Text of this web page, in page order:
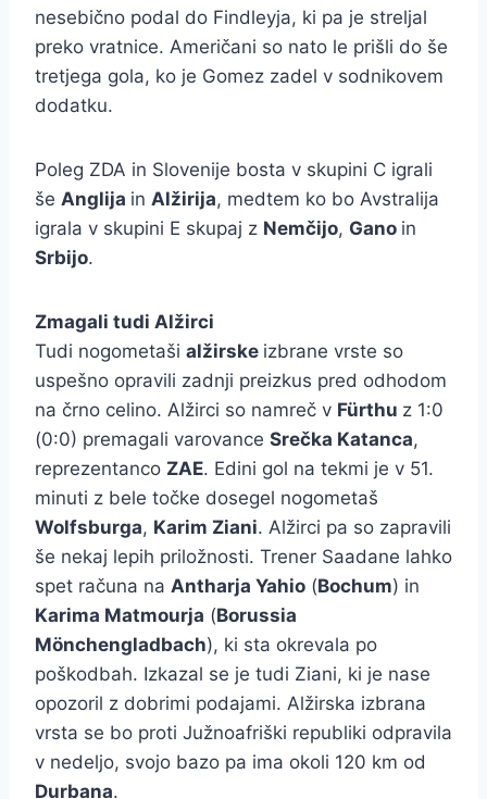
nesebično podal do Findleyja, ki pa je streljal
preko vratnice. Američani so nato le prišli do še
tretjega gola, ko je Gomez zadel v sodnikovem
dodatku.
Poleg ZDA in Slovenije bosta v skupini C igrali
še Anglija in Alžirija, medtem ko bo Avstralija
igrala v skupini E skupaj z Nemčijo, Gano in
Srbijo.
Zmagali tudi Alžirci
Tudi nogometaši alžirske izbrane vrste so
uspešno opravili zadnji preizkus pred odhodom
na črno celino. Alžirci so namreč v Fürthu z 1:0
(0:0) premagali varovance Srečka Katanca,
reprezentanco ZAE. Edini gol na tekmi je v 51.
minuti z bele točke dosegel nogometaš
Wolfsburga, Karim Ziani. Alžirci pa so zapravili
še nekaj lepih priložnosti. Trener Saadane lahko
spet računa na Antharja Yahio (Bochum) in
Karima Matmourja (Borussia
Mönchengladbach), ki sta okrevala po
poškodbah. Izkazal se je tudi Ziani, ki je nase
opozoril z dobrimi podajami. Alžirska izbrana
vrsta se bo proti Južnoafriški republiki odpravila
v nedeljo, svojo bazo pa ima okoli 120 km od
Durbana.